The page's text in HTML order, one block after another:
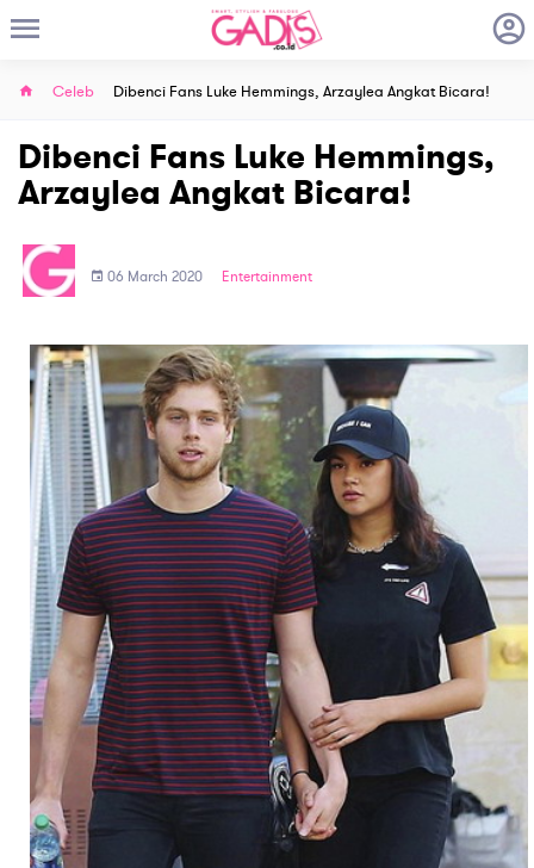
Celeb Dibenci Fans Luke Hemmings, Arzaylea Angkat Bicara!
Dibenci Fans Luke Hemmings,
Arzaylea Angkat Bicara!
06 March 2020 Entertainment